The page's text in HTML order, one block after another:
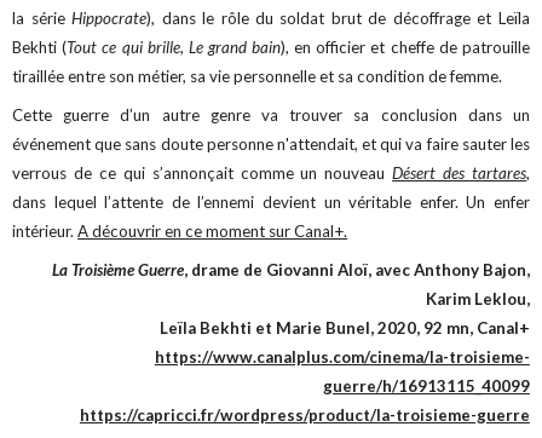
la sérieHippocrate), dans le rôle du soldat brut de décoffrage et Leïla
Bekhti (Tout ce qui brille, Le grand bain), en officier et cheffe de patrouille
tiraillée entre son métier, sa vie personnelle et sa condition de femme.
Cette guerre d’un autre genre va trouver sa conclusion dans un
événement que sans doute personne n'attendait, et qui va faire sauter les
verrous de ce qui s’annonçait comme un nouveauDésert des tartares,
dans lequel l’attente de l’ennemi devient un véritable enfer. Un enfer
intérieur.A découvrir en ce moment sur Canal+.
La Troisième Guerre, drame de Giovanni Aloï, avec Anthony Bajon,
Karim Leklou,
Leïla Bekhti et Marie Bunel, 2020, 92 mn, Canal+
https://www.canalplus.com/cinema/la-troisieme-
guerre/h/16913115_40099
https://capricci.fr/wordpress/product/la-troisieme-guerre